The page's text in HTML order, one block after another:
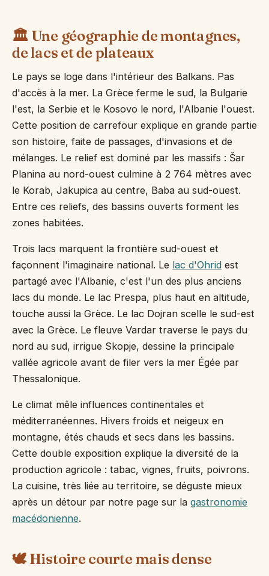
🏛️ Une géographie de montagnes,
de lacs et de plateaux
Le pays se loge dans l'intérieur des Balkans. Pas
d'accès à la mer. La Grèce ferme le sud, la Bulgarie
l'est, la Serbie et le Kosovo le nord, l'Albanie l'ouest.
Cette position de carrefour explique en grande partie
son histoire, faite de passages, d'invasions et de
mélanges. Le relief est dominé par les massifs : Šar
Planina au nord-ouest culmine à 2 764 mètres avec
le Korab, Jakupica au centre, Baba au sud-ouest.
Entre ces reliefs, des bassins ouverts forment les
zones habitées.
Trois lacs marquent la frontière sud-ouest et
façonnent l'imaginaire national. Le lac d'Ohrid est
partagé avec l'Albanie, c'est l'un des plus anciens
lacs du monde. Le lac Prespa, plus haut en altitude,
touche aussi la Grèce. Le lac Dojran scelle le sud-est
avec la Grèce. Le fleuve Vardar traverse le pays du
nord au sud, irrigue Skopje, dessine la principale
vallée agricole avant de filer vers la mer Égée par
Thessalonique.
Le climat mêle influences continentales et
méditerranéennes. Hivers froids et neigeux en
montagne, étés chauds et secs dans les bassins.
Cette double exposition explique la diversité de la
production agricole : tabac, vignes, fruits, poivrons.
La cuisine, très liée au territoire, se déguste mieux
après un détour par notre page sur la gastronomie
macédonienne.
🕊️ Histoire courte mais dense